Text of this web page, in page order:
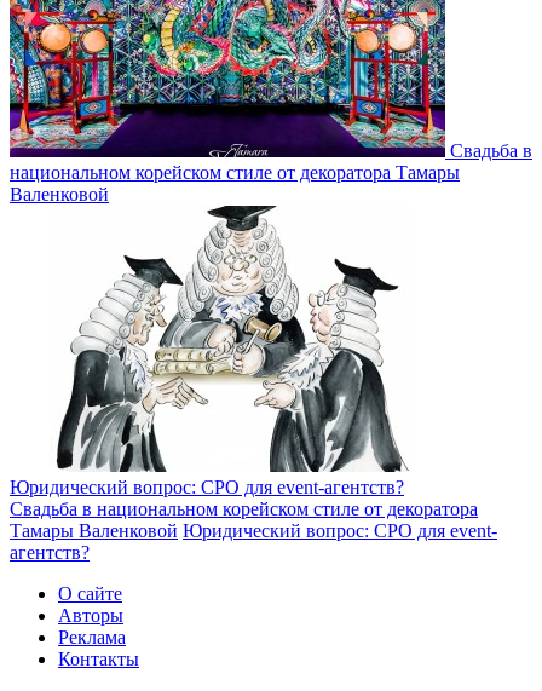
Свадьба в
национальном корейском стиле от декоратора Тамары
Валенковой
Юридический вопрос: СРО для event-агентств?
Свадьба в национальном корейском стиле от декоратора
Тамары Валенковой Юридический вопрос: СРО для event-
агентств?
О сайте
Авторы
Реклама
Контакты